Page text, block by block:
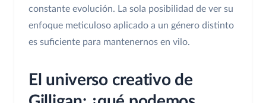
constante evolución. La sola posibilidad de ver su
enfoque meticuloso aplicado a un género distinto
es suficiente para mantenernos en vilo.
El universo creativo de